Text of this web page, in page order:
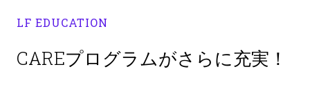
LF EDUCATION
CAREプログラムがさらに充実！